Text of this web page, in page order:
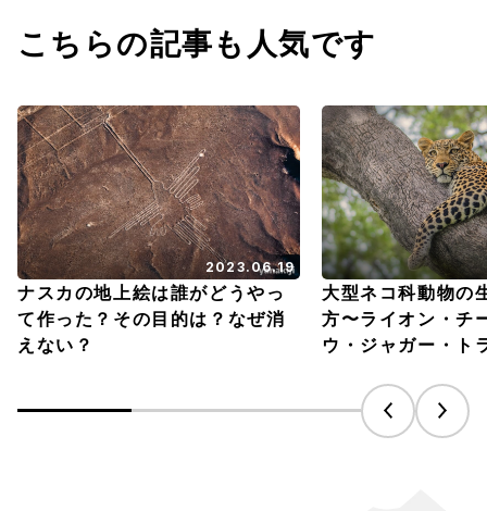
こちらの記事も人気です
2023.06.19
ナスカの地上絵は誰がどうやっ
て作った？その目的は？なぜ消
えない？
大型ネコ科動物の
方〜ライオン・チ
ウ・ジャガー・ト